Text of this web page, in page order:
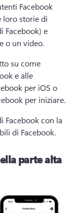
Facebook
loro storie di
Facebook) e
o un video.
su come
e alle
per iOS o
per iniziare.
Facebook con la
di Facebook.
parte alta